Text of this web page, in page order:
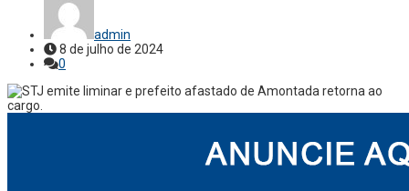
admin
8 de julho de 2024
0